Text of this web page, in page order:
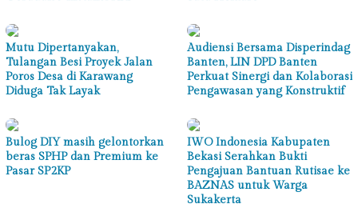
Mutu Dipertanyakan,
Tulangan Besi Proyek Jalan
Poros Desa di Karawang
Diduga Tak Layak
Audiensi Bersama Disperindag
Banten, LIN DPD Banten
Perkuat Sinergi dan Kolaborasi
Pengawasan yang Konstruktif
Bulog DIY masih gelontorkan
beras SPHP dan Premium ke
Pasar SP2KP
IWO Indonesia Kabupaten
Bekasi Serahkan Bukti
Pengajuan Bantuan Rutisae ke
BAZNAS untuk Warga
Sukakerta